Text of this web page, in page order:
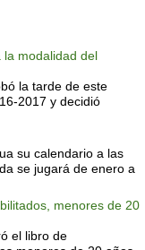
la modalidad del
la tarde de este
2017 y decidió
su calendario a las
se jugará de enero a
menores de 20
el libro de